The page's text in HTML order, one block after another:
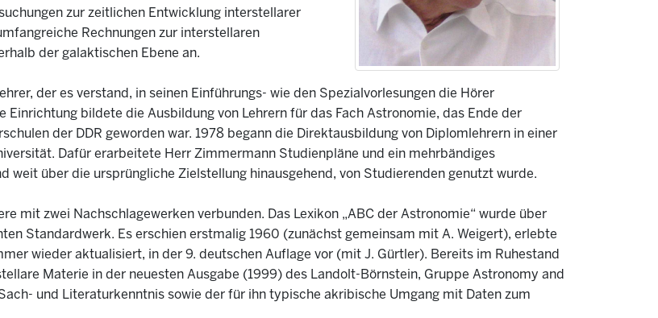
zur zeitlichen Entwicklung interstellarer
Rechnungen zur interstellaren
der galaktischen Ebene an.
der es verstand, in seinen Einführungs- wie den Spezialvorlesungen die Hörer
bildete die Ausbildung von Lehrern für das Fach Astronomie, das Ende der
der DDR geworden war. 1978 begann die Direktausbildung von Diplomlehrern in einer
Dafür erarbeitete Herr Zimmermann Studienpläne und ein mehrbändiges
weit über die ursprüngliche Zielstellung hinausgehend, von Studierenden genutzt wurde.
mit zwei Nachschlagewerken verbunden. Das Lexikon „ABC der Astronomie“ wurde über
Standardwerk. Es erschien erstmalig 1960 (zunächst gemeinsam mit A. Weigert), erlebte
wieder aktualisiert, in der 9. deutschen Auflage vor (mit J. Gürtler). Bereits im Ruhestand
Materie in der neuesten Ausgabe (1999) des Landolt-Börnstein, Gruppe Astronomy and
und Literaturkenntnis sowie der für ihn typische akribische Umgang mit Daten zum